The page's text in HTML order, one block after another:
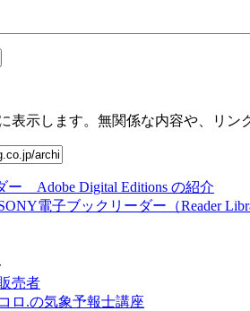
表示します。無関係な内容や、リン
ー Adobe Digital Editions の紹介
電子ブックリーダー（Reader
売者
ロ.の気象予報士講座